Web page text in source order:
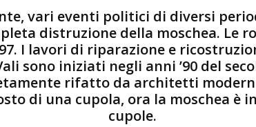
vari eventi politici di diversi
distruzione della moschea. Le
I lavori di riparazione e
sono iniziati negli anni ’90 del
rifatto da architetti
di una cupola, ora la moschea è
cupole.